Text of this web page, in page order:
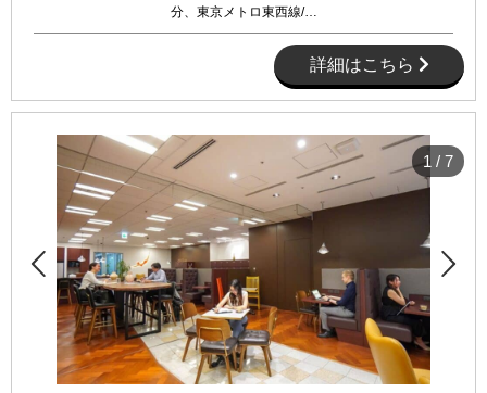
分、東京メトロ東西線/…
詳細はこちら
 
1 / 7